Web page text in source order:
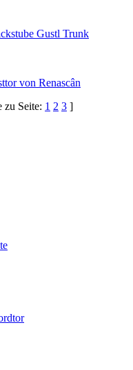
Gustl Trunk
von Renascân
zu Seite: 1 2 3 ]